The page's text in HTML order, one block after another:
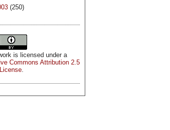
(250)
is licensed under a
Commons Attribution 2.5
.